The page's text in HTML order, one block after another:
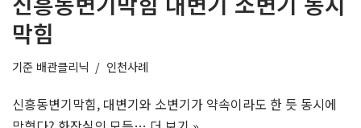
막힘
기준 배관클리닉 인천사례
신흥동변기막힘, 대변기와 소변기가 약속이라도 한 듯 동시에